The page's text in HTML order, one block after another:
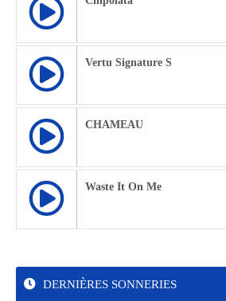
Vertu Signature S
CHAMEAU
Waste It On Me
DERNIÈRES SONNERIES